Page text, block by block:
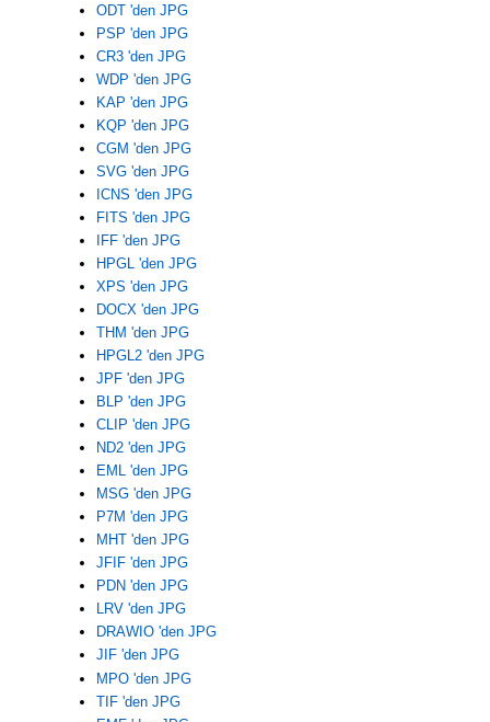
ODT 'den JPG
PSP 'den JPG
CR3 'den JPG
WDP 'den JPG
KAP 'den JPG
KQP 'den JPG
CGM 'den JPG
SVG 'den JPG
ICNS 'den JPG
FITS 'den JPG
IFF 'den JPG
HPGL 'den JPG
XPS 'den JPG
DOCX 'den JPG
THM 'den JPG
HPGL2 'den JPG
JPF 'den JPG
BLP 'den JPG
CLIP 'den JPG
ND2 'den JPG
EML 'den JPG
MSG 'den JPG
P7M 'den JPG
MHT 'den JPG
JFIF 'den JPG
PDN 'den JPG
LRV 'den JPG
DRAWIO 'den JPG
JIF 'den JPG
MPO 'den JPG
TIF 'den JPG